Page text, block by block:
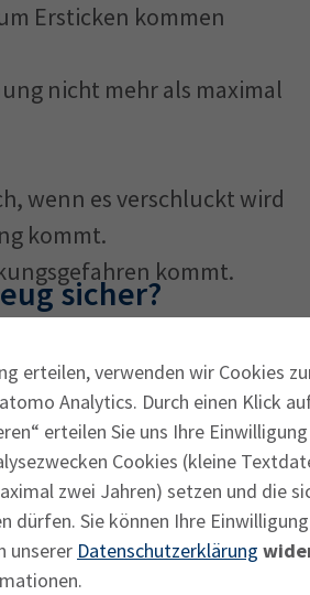
erteilen, verwenden wir Cookies
Analytics. Durch einen Klick
erteilen Sie uns Ihre Einwilligung
Cookies (kleine
zwei Jahren) setzen und die
dürfen. Sie können Ihre
unserer Datenschutzerklärung
Ersticken kommen
nicht mehr als maximal
wenn es verschluckt wird
kommt.
kommt.
sicher?
verkauft werden.
werden.
angebracht, bei kleinem
oder auf einem